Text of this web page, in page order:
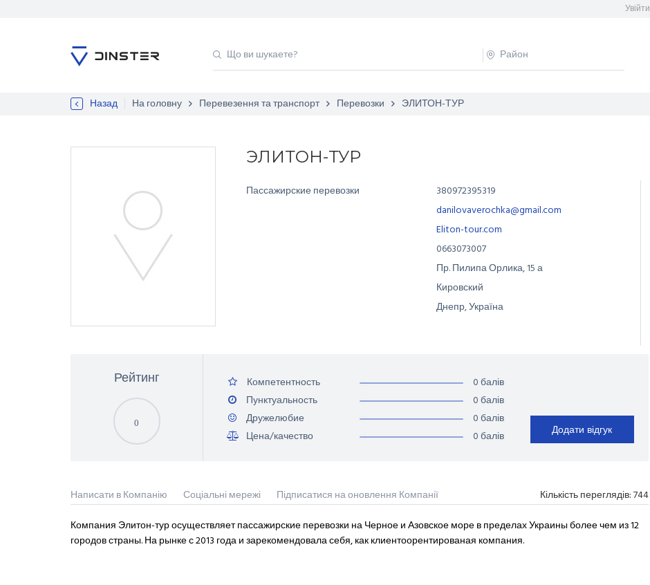
Увійти
Назад На головну Перевезення та транспорт Перевозки ЭЛИТОН-ТУР
ЭЛИТОН-ТУР
Пассажирские перевозки
380972395319
danilovaverochka@gmail.com
Eliton-tour.com
0663073007
Пр. Пилипа Орлика,15 а
Кировский
Днепр, Україна
Рейтинг
0
Компетентность
0 балів
Пунктуальность
0 балів
Дружелюбие
0 балів
Цена/качество
0 балів Додати відгук
Написати в Компанію Соціальні мережі Підписатися на оновлення Компанії Кількість переглядів:744
Компания Элитон-тур осуществляет пассажирские перевозки на Черное и Азовское море в пределах Украины более чем из 12
городов страны. На рынке с 2013 года и зарекомендовала себя, как клиентоорентированая компания.